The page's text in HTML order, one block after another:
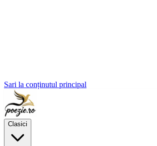
Sari la conținutul principal
Clasici